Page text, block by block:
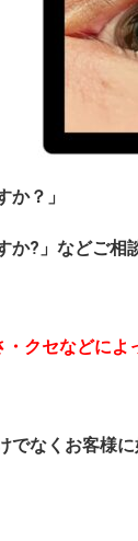
か？」
か?」などご
クセなどによ
でなくお客様